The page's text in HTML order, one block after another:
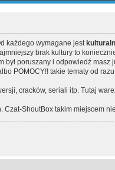
każdego wymagane jest
brak kultury to
był poruszany i odpowiedź
POMOCY!! takie tematy od
cracków, seriali itp. Tutaj
Czat-ShoutBox takim miejscem